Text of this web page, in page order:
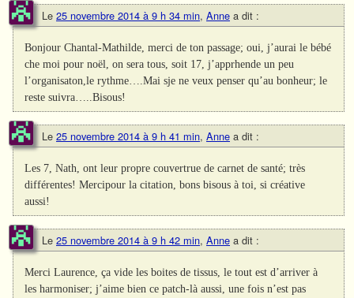
Le 25 novembre 2014 à 9 h 34 min, Anne a dit :
Bonjour Chantal-Mathilde, merci de ton passage; oui, j’aurai le bébé
che moi pour noël, on sera tous, soit 17, j’apprhende un peu
l’organisaton,le rythme….Mai sje ne veux penser qu’au bonheur; le
reste suivra…..Bisous!
Le 25 novembre 2014 à 9 h 41 min, Anne a dit :
Les 7, Nath, ont leur propre couvertrue de carnet de santé; très
différentes! Mercipour la citation, bons bisous à toi, si créative
aussi!
Le 25 novembre 2014 à 9 h 42 min, Anne a dit :
Merci Laurence, ça vide les boites de tissus, le tout est d’arriver à
les harmoniser; j’aime bien ce patch-là aussi, une fois n’est pas